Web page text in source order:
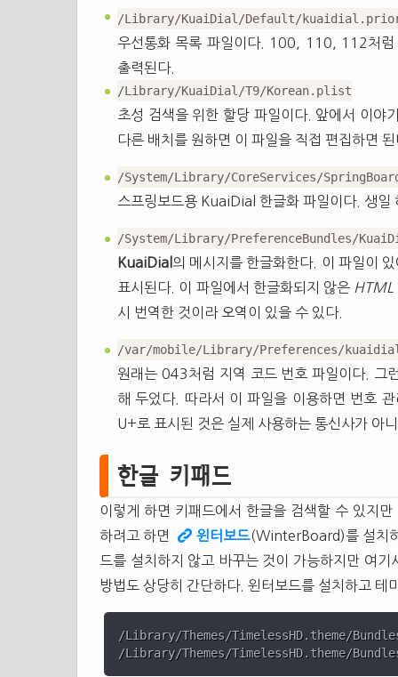
/Library/KuaiDial/Default/
우선통화 목록 파일이다. 100, 110, 112처럼
출력된다.
/Library/KuaiDial/T9/Korean.plist
초성 검색을 위한 할당 파일이다. 앞에서 이야
다른 배치를 원하면 이 파일을 직접 편집하면
/System/Library/CoreServices/
스프링보드용 KuaiDial 한글화 파일이다. 생일
/System/Library/PreferenceBundles/
KuaiDial 의 메시지를 한글화한다. 이 파일이
표시된다. 이 파일에서 한글화되지 않은 HTML
시 번역한 것이라 오역이 있을 수 있다.
/var/mobile/Library/Preferences/
원래는 043처럼 지역 코드 번호 파일이다. 그
해 두었다. 따라서 이 파일을 이용하면 번호
U+로 표시된 것은 실제 사용하는 통신사가 아
한글 키패드
이렇게 하면 키패드에서 한글을 검색할 수 있지
하려고 하면
윈터보드(WinterBoard)를 설치
드를 설치하지 않고 바꾸는 것이 가능하지만 여
방법도 상당히 간단하다. 윈터보드를 설치하고
/Library/Themes/TimelessHD.theme/
/Library/Themes/TimelessHD.theme/